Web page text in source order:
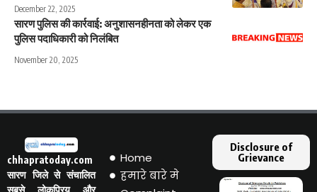
December 22, 2025
सारण पुलिस की कार्रवाई: अनुशासनहीनता को लेकर एक
पुलिस पदाधिकारी को निलंबित
November 20, 2025
chhapratoday.com
सारण जिले से संचालित
Home
हमारे बारे मे
Disclosure of
Grievance